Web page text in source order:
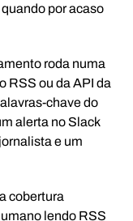
por acaso
roda numa
RSS ou da API da
chave do
alerta no Slack
e um
cobertura
lendo RSS